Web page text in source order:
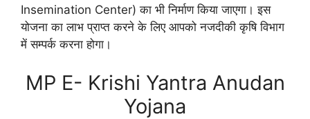
Insemination Center) का भी निर्माण किया जाएगा। इस
योजना का लाभ प्राप्त करने के लिए आपको नजदीकी कृषि विभाग
में सम्पर्क करना होगा।
MP E- Krishi Yantra Anudan
Yojana